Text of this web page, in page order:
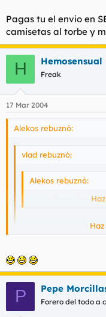
Pagas tu el envio en
camisetas al torbe y
H Hemosensual
Freak
17 Mar 2004
Alekos rebuznó:
vlad rebuznó:
Alekos rebuznó:
que colores tiene
Color madera, con el
Subo el precio a 10
Pagas tu el envio en
al torbe y me lo
P Pepe
Forero del todo a